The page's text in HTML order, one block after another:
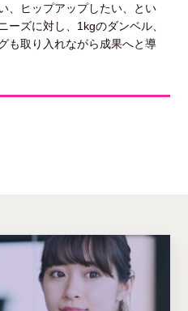
、ヒップアップしたい、とい
ーズに対し、1kgのダンベル、
も取り入れながら成果へと導